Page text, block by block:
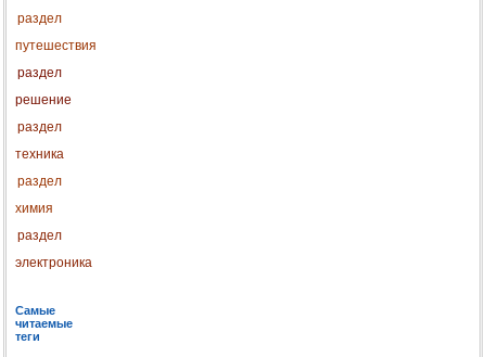
раздел
путешествия
раздел
решение
раздел
техника
раздел
химия
раздел
электроника
Самые
читаемые
теги